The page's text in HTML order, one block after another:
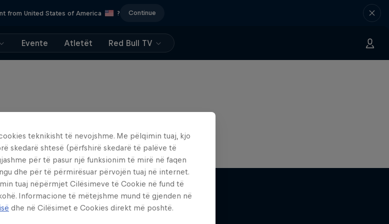
from United States of America ? Continue
Evente Atletët Red Bull TV
teknikisht të nevojshme. Me pëlqimin tuaj, kjo
skedarë shtesë (përfshirë skedarë të palëve të
për të pasur një funksionim të mirë në faqen
dhe për të përmirësuar përvojën tuaj në internet.
tuaj nëpërmjet Cilësimeve të Cookie në fund të
Informacione të mëtejshme mund të gjenden në
dhe në Cilësimet e Cookies direkt më poshtë.